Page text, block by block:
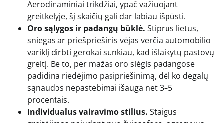
Aerodinaminiai trikdžiai, ypač važiuojant
greitkelyje, šį skaičių gali dar labiau išpūsti.
Oro sąlygos ir padangų būklė. Stiprus lietus,
sniegas ar priešpriešinis vėjas verčia automobilio
variklį dirbti gerokai sunkiau, kad išlaikytų pastovų
greitį. Be to, per mažas oro slėgis padangose
padidina riedėjimo pasipriešinimą, dėl ko degalų
sąnaudos nepastebimai išauga net 3–5
procentais.
Individualus vairavimo stilius. Staigus